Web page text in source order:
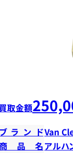
取金額
ブランドVan
商品名アルハ